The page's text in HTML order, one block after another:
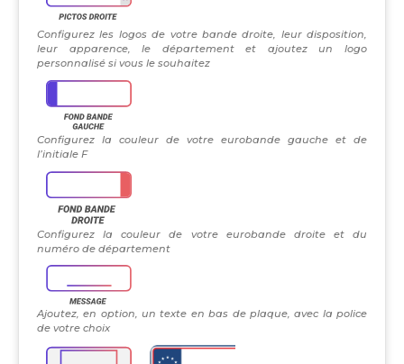
Configurez les logos de votre bande droite, leur disposition,
leur apparence, le département et ajoutez un logo
personnalisé si vous le souhaitez
Configurez la couleur de votre eurobande gauche et de
l’initiale F
Configurez la couleur de votre eurobande droite et du
numéro de département
Ajoutez, en option, un texte en bas de plaque, avec la police
de votre choix